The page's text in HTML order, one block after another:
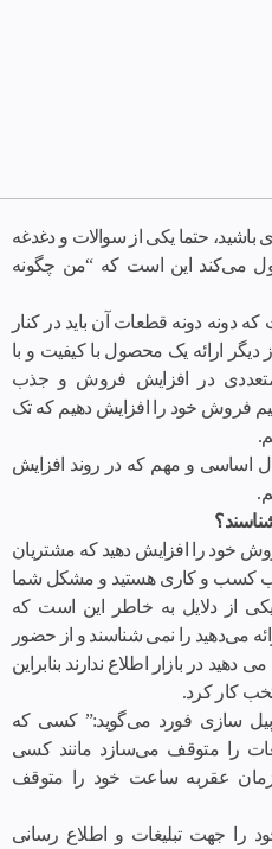
حتما یکی از سوالات و دغدغه
می‌‌‌کند این است که “من چگونه
دونه دونه قطعات آن باید در کنار
ارائه یک محصول با کیفیت و با
در افزایش فروش و جذب
فروش خود را افزایش دهیم که تک
اساسی و مهم که در روند افزایش
خود را افزایش دهید که مشتریان
کسب و کاری هستید و مشکل شما
از دلایل به خاطر این است که
می‌دهید را نمی شناسند و از حضور
در بازار اطلاع ندارند بنابراین
کار کرد.
سازی فورد می‌گوید:” کسی که
را متوقف می‌سازد مانند کسی
عقربه ساعت خود را متوقف
را جهت تبلیغات و اطلاع رسانی